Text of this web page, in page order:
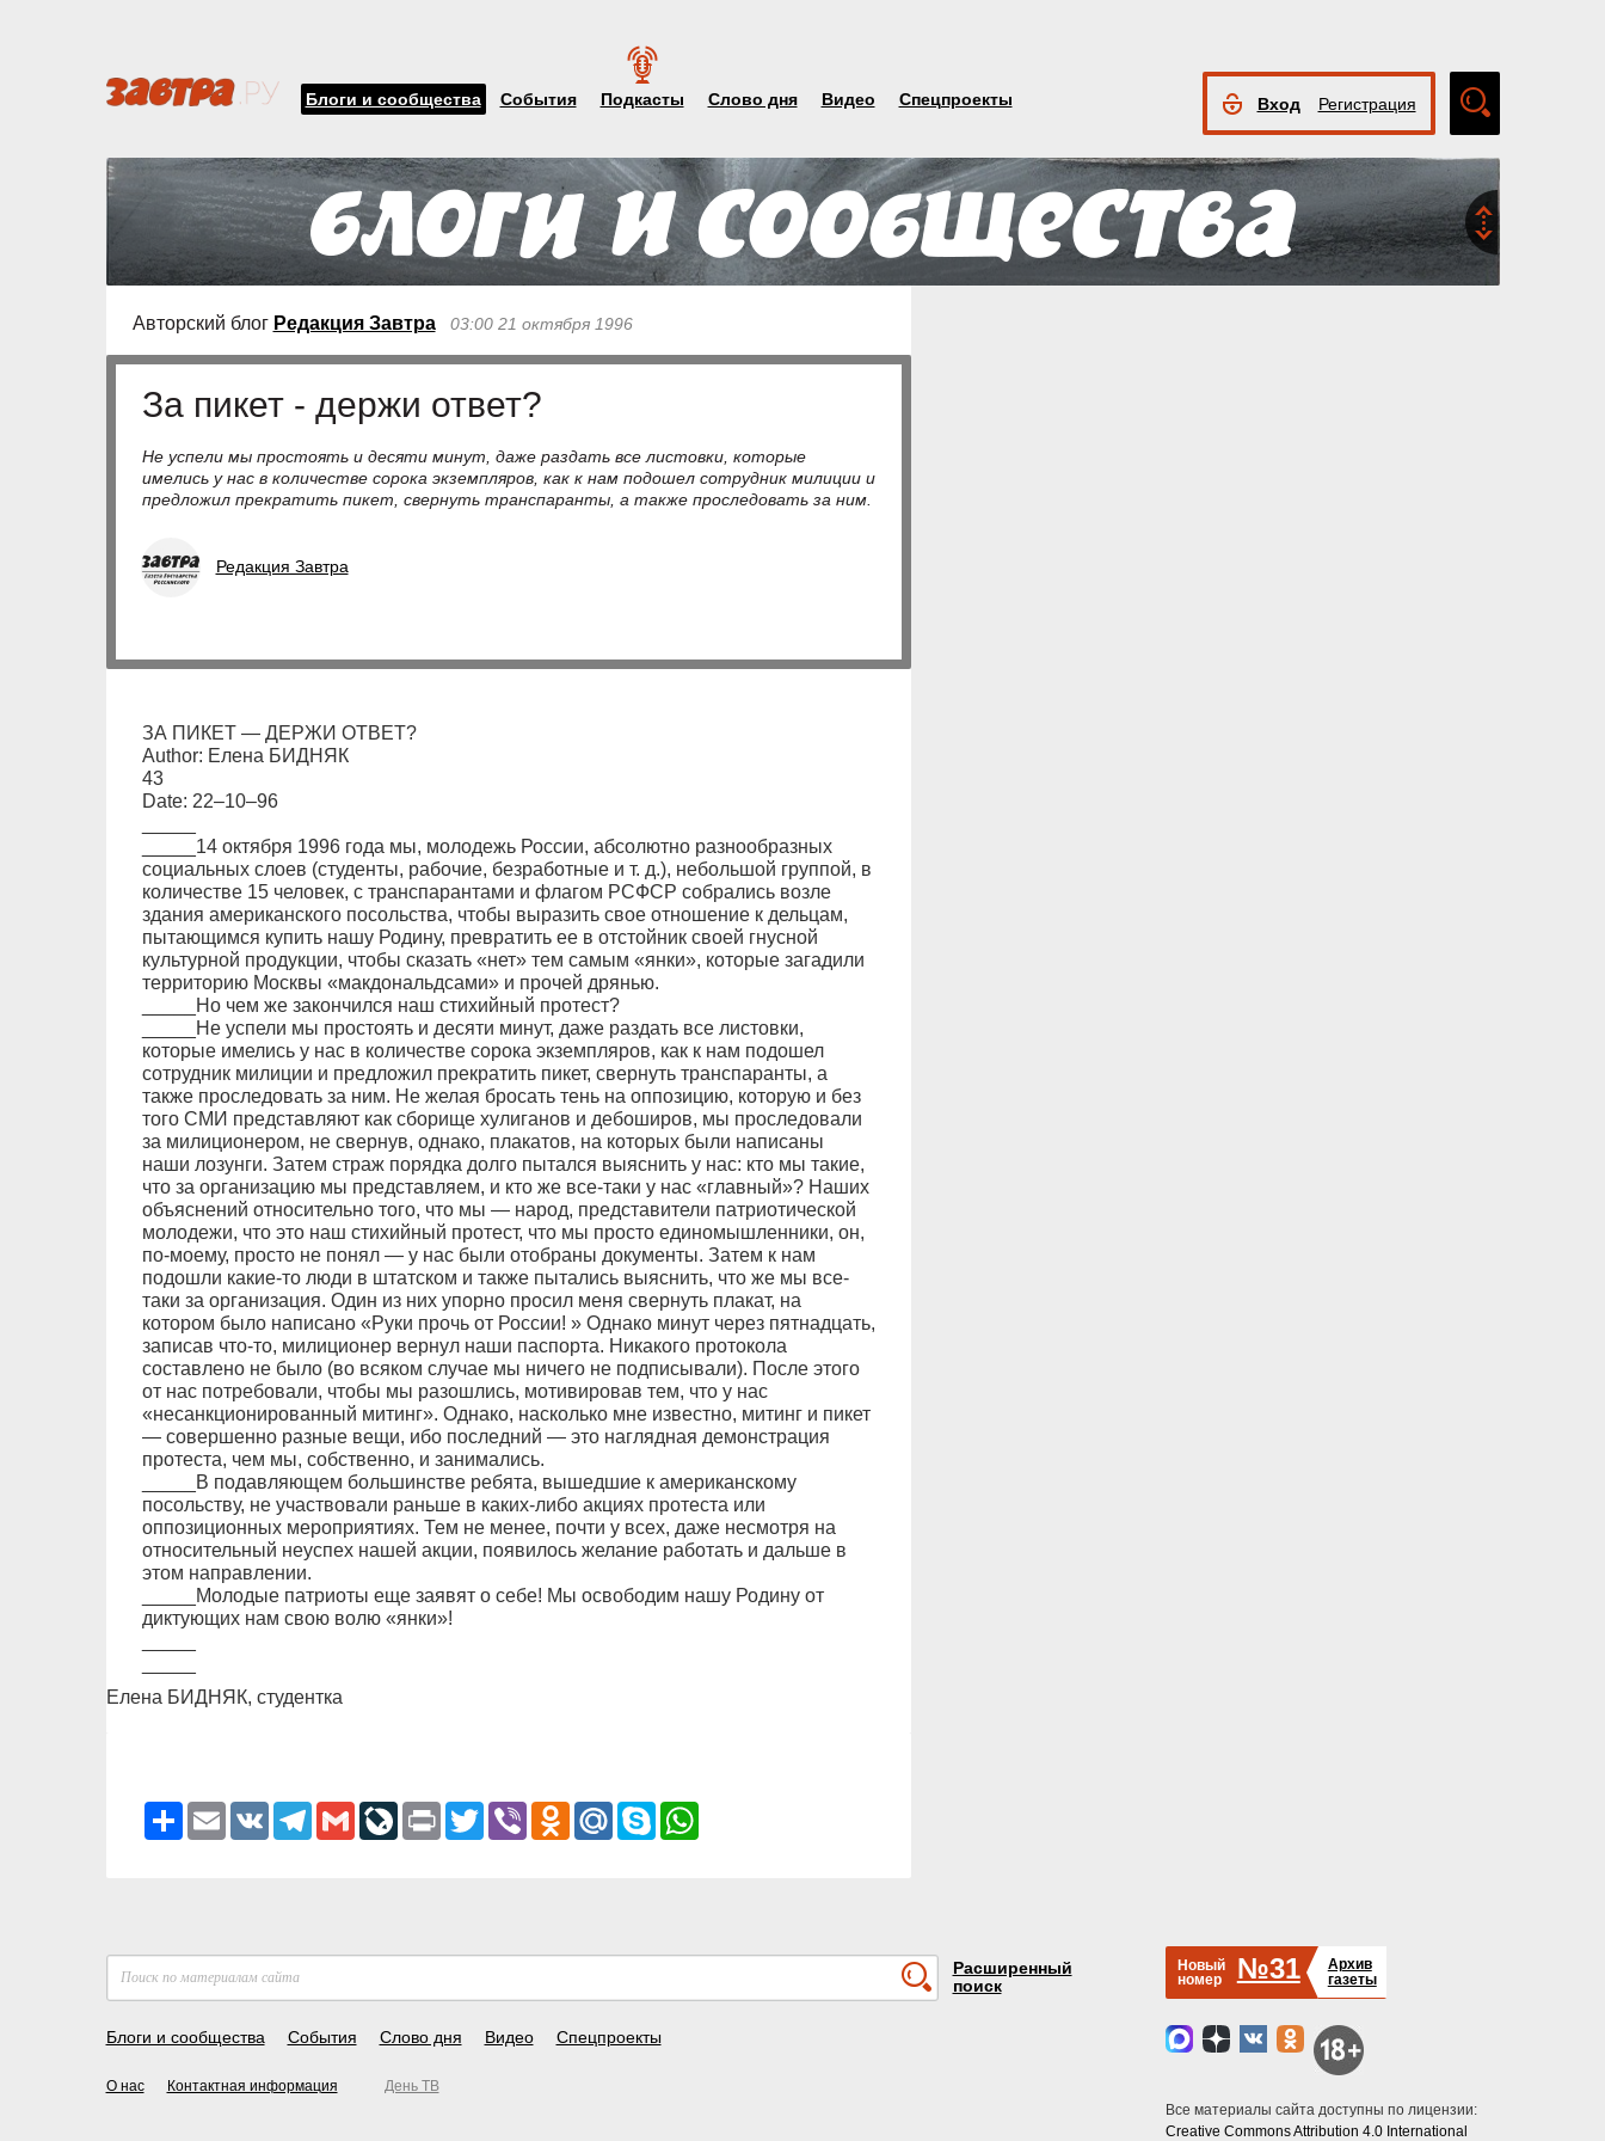
Блоги и сообщества События Подкасты Слово дня Видео Спецпроекты Вход Регистрация
поиск
Авторский блог Редакция Завтра 03:00 21 октября 1996
За пикет - держи ответ?
Не успели мы простоять и десяти минут, даже раздать все листовки, которые
имелись у нас в количестве сорока экземпляров, как к нам подошел сотрудник милиции и
предложил прекратить пикет, свернуть транспаранты, а также проследовать за ним.
Редакция Завтра
ЗА ПИКЕТ — ДЕРЖИ ОТВЕТ?
Author: Елена БИДНЯК
43
Date: 22–10–96
_____14 октября 1996 года мы, молодежь России, абсолютно разнообразных
социальных слоев (студенты, рабочие, безработные и т. д.), небольшой группой, в
количестве 15 человек, с транспарантами и флагом РСФСР собрались возле
здания американского посольства, чтобы выразить свое отношение к дельцам,
пытающимся купить нашу Родину, превратить ее в отстойник своей гнусной
культурной продукции, чтобы сказать «нет» тем самым «янки», которые загадили
территорию Москвы «макдональдсами» и прочей дрянью.
_____Но чем же закончился наш стихийный протест?
_____Не успели мы простоять и десяти минут, даже раздать все листовки,
которые имелись у нас в количестве сорока экземпляров, как к нам подошел
сотрудник милиции и предложил прекратить пикет, свернуть транспаранты, а
также проследовать за ним. Не желая бросать тень на оппозицию, которую и без
того СМИ представляют как сборище хулиганов и дебоширов, мы проследовали
за милиционером, не свернув, однако, плакатов, на которых были написаны
наши лозунги. Затем страж порядка долго пытался выяснить у нас: кто мы такие,
что за организацию мы представляем, и кто же все-таки у нас «главный»? Наших
объяснений относительно того, что мы — народ, представители патриотической
молодежи, что это наш стихийный протест, что мы просто единомышленники, он,
по-моему, просто не понял — у нас были отобраны документы. Затем к нам
подошли какие-то люди в штатском и также пытались выяснить, что же мы все-
таки за организация. Один из них упорно просил меня свернуть плакат, на
котором было написано «Руки прочь от России! » Однако минут через пятнадцать,
записав что-то, милиционер вернул наши паспорта. Никакого протокола
составлено не было (во всяком случае мы ничего не подписывали). После этого
от нас потребовали, чтобы мы разошлись, мотивировав тем, что у нас
«несанкционированный митинг». Однако, насколько мне известно, митинг и пикет
— совершенно разные вещи, ибо последний — это наглядная демонстрация
протеста, чем мы, собственно, и занимались.
_____В подавляющем большинстве ребята, вышедшие к американскому
посольству, не участвовали раньше в каких-либо акциях протеста или
оппозиционных мероприятиях. Тем не менее, почти у всех, даже несмотря на
относительный неуспех нашей акции, появилось желание работать и дальше в
этом направлении.
_____Молодые патриоты еще заявят о себе! Мы освободим нашу Родину от
диктующих нам свою волю «янки»!
Елена БИДНЯК, студентка
РесурсEmail VK Telegram
GmailLiveJournal
Print TwitterViber Odnoklassniki
Mail.RuSkypeWhatsApp
Расширенный
поиск
Блоги и сообщества События Слово дня Видео Спецпроекты
О нас Контактная информация День ТВ
Новый
номер
№31
Архив
газеты
Все материалы сайта доступны по лицензии:
Creative Commons Attribution 4.0 International